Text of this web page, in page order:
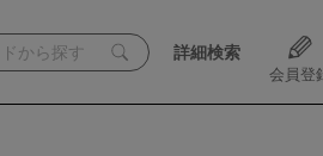
詳細検索
会員登